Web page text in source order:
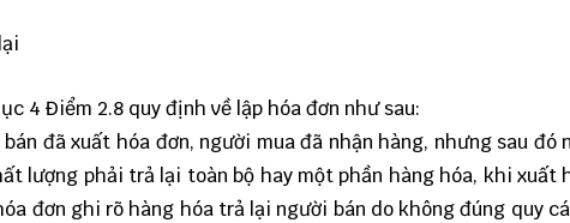
4 Điểm 2.8 quy định về lập hóa đơn như sau:
đã xuất hóa đơn, người mua đã nhận hàng, nhưng sau đó
lượng phải trả lại toàn bộ hay một phần hàng hóa, khi xuất
đơn ghi rõ hàng hóa trả lại người bán do không đúng quy